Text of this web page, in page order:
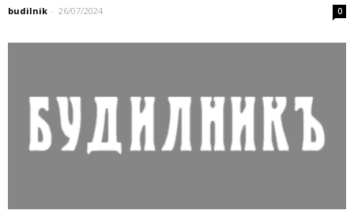
budilnik - 26/07/2024 0